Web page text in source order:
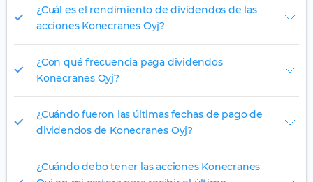
¿Cuál es el rendimiento de dividendos de las
acciones Konecranes Oyj?
¿Con qué frecuencia paga dividendos
Konecranes Oyj?
¿Cuándo fueron las últimas fechas de pago de
dividendos de Konecranes Oyj?
¿Cuándo debo tener las acciones Konecranes